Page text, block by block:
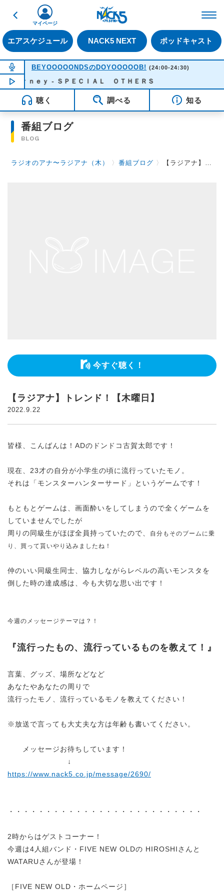
戻る
エアスケジュール NACK5 NEXT ポッドキャスト
マイページ
NOW ON AIR
BEYOOOOONDSのDOYOOOOOB! (24:00-24:30)
NOW PLAYING 23:56
ｕｒｎｅｙ - ＳＰＥＣＩＡＬ ＯＴＨＥＲＳ
聴く 調べる 知る
番組ブログ
BLOG
ラジオのアナ〜ラジアナ（木） 〉番組ブログ 〉 【ラジアナ】トレンド！【木曜日】
今すぐ聴く！
【ラジアナ】トレンド！【木曜日】
2022.9.22
皆様、こんばんは！ADのドンドコ古賀太郎です！
現在、23才の自分が小学生の頃に流行っていたモノ。
それは「モンスターハンターサード」というゲームです！
もともとゲームは、画面酔いをしてしまうので全くゲームを
していませんでしたが
周りの同級生がほぼ全員持っていたので、
自分もそのブームに乗
り、買って貰いやり込みましたね！
仲のいい同級生同士、協力しながらレベルの高いモンスタを
倒した時の達成感は、今も大切な思い出です！
今週のメッセージテーマは？！
『流行ったもの、流行っているものを教えて！』
言葉、グッズ、場所などなど
あなたやあなたの周りで
流行ったモノ、流行っているモノを教えてください！
※放送で言っても大丈夫な方は年齢も書いてください。
メッセージお待ちしています！
↓
https://www.nack5.co.jp/message/2690/
・・・・・・・・・・・・・・・・・・・・・・・・・・
2時からはゲストコーナー！
今週は4人組バンド・FIVE NEW OLDの HIROSHIさんと
WATARUさんが登場！
［FIVE NEW OLD・ホームページ］